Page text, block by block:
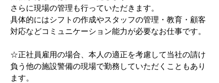
さらに現場の管理も行っていただきます。
具体的にはシフトの作成やスタッフの管理・教育・顧客
対応などコミュニケーション能力が必要なお仕事です。
☆正社員雇用の場合、本人の適正を考慮して当社の請け
負う他の施設警備の現場で勤務していただくこともあり
ます。